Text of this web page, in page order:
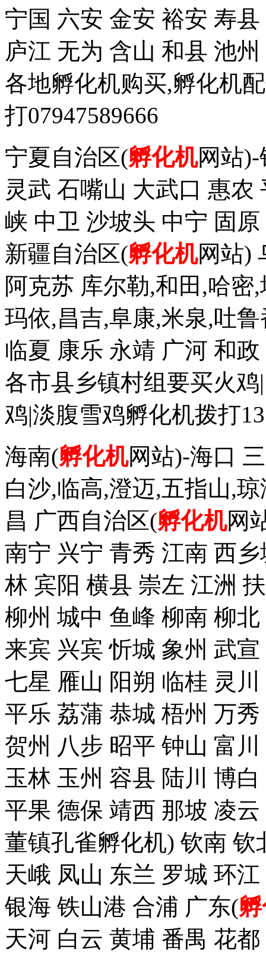
宁国 六安 金安 裕安 寿
庐江 无为 含山 和县 池
各地孵化机购买,孵化机
打07947589666
宁夏自治区(孵化机网站)-
灵武 石嘴山 大武口 惠农
峡 中卫 沙坡头 中宁 固
新疆自治区(孵化机网站)
阿克苏 库尔勒,和田,哈密
玛依,昌吉,阜康,米泉,吐
临夏 康乐 永靖 广河 和
各市县乡镇村组要买火
鸡|淡腹雪鸡孵化机拨打
海南(孵化机网站)-海口
白沙,临高,澄迈,五指山,
昌 广西自治区(孵化机网
南宁 兴宁 青秀 江南 西
林 宾阳 横县 崇左 江洲
柳州 城中 鱼峰 柳南 柳
来宾 兴宾 忻城 象州 武
七星 雁山 阳朔 临桂 灵
平乐 荔蒲 恭城 梧州 万
贺州 八步 昭平 钟山 富
玉林 玉州 容县 陆川 博
平果 德保 靖西 那坡 凌
董镇孔雀孵化机) 钦南
天峨 凤山 东兰 罗城 环
银海 铁山港 合浦 广东(
天河 白云 黄埔 番禺 花